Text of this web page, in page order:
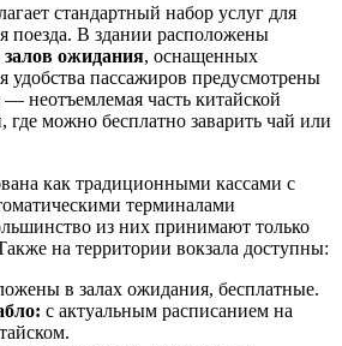
стандартный набор услуг для
поезда. В здании расположены
залов ожидания, оснащенных
удобства пассажиров предусмотрены
— неотъемлемая часть китайской
где можно бесплатно заварить чай или
как традиционными кассами с
терминалами
из них принимают только
на территории вокзала доступны:
в залах ожидания, бесплатные.
с актуальным расписанием на